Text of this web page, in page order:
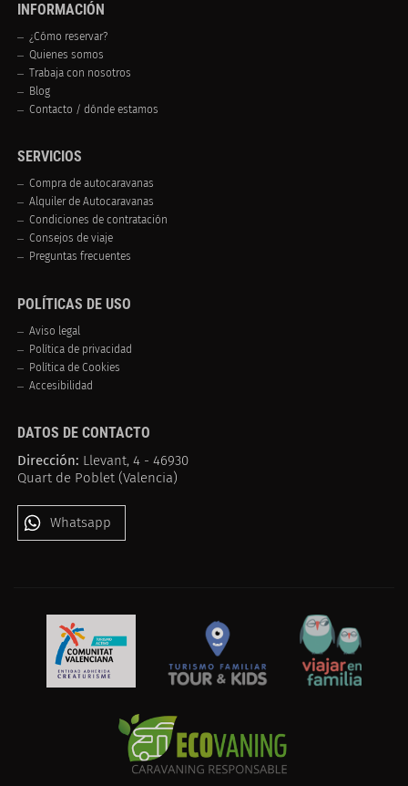
INFORMACIÓN
¿Cómo reservar?
Quienes somos
Trabaja con nosotros
Blog
Contacto / dónde estamos
SERVICIOS
Compra de autocaravanas
Alquiler de Autocaravanas
Condiciones de contratación
Consejos de viaje
Preguntas frecuentes
POLÍTICAS DE USO
Aviso legal
Política de privacidad
Política de Cookies
Accesibilidad
DATOS DE CONTACTO
Dirección: Llevant, 4 - 46930
Quart de Poblet (Valencia)
Whatsapp